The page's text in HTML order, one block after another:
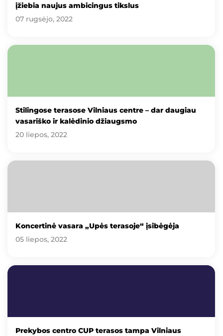
įžiebia naujus ambicingus tikslus
07 rugsėjo, 2022
Stilingose terasose Vilniaus centre – dar daugiau
vasariško ir kalėdinio džiaugsmo
20 liepos, 2022
Koncertinė vasara „Upės terasoje“ įsibėgėja
05 liepos, 2022
Prekybos centro CUP terasos tampa Vilniaus